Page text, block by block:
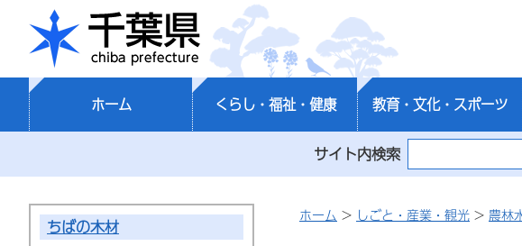
千葉県
ホーム くらし・福祉・健康 教育・文化・スポーツ
サイト内検索
ちばの木材
ホーム > しごと・産業・観光 > 農林